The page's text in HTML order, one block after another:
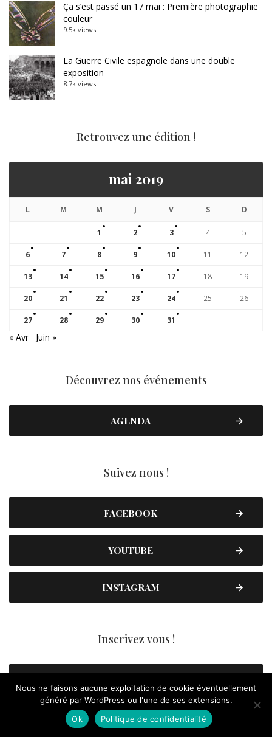
Ça s’est passé un 17 mai : Première photographie
couleur
9.5k views
La Guerre Civile espagnole dans une double
exposition
8.7k views
Retrouvez une édition !
mai 2019
L M M J V S D
1 2 3 4 5
6 7 8 9 10 11 12
13 14 15 16 17 18 19
20 21 22 23 24 25 26
27 28 29 30 31
« Avr Juin »
Découvrez nos événements
AGENDA
Suivez nous !
FACEBOOK
YOUTUBE
INSTAGRAM
Inscrivez vous !
CONTACT
Nous ne faisons aucune exploitation de cookie éventuellement
généré par WordPress ou l'une de ses extensions.
Ok
Politique de confidentialité